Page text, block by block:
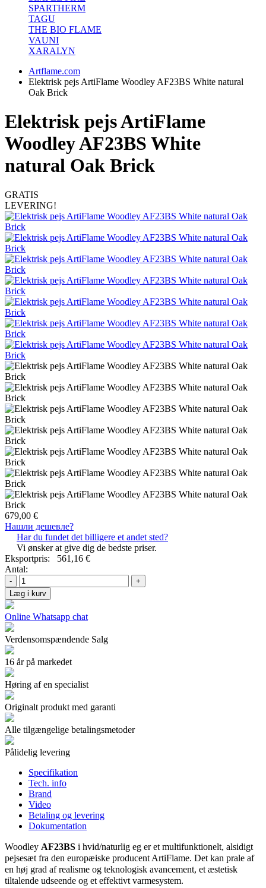
SPARTHERM
TAGU
THE BIO FLAME
VAUNI
XARALYN
Artflame.com
Elektrisk pejs ArtiFlame Woodley AF23BS White natural
Oak Brick
Elektrisk pejs ArtiFlame
Woodley AF23BS White
natural Oak Brick
GRATIS
LEVERING!
679,00 €
Нашли дешевле?
Har du fundet det billigere et andet sted?
Vi ønsker at give dig de bedste priser.
Eksportpris:
561,16 €
Antal:
-
+
Læg i kurv
Online Whatsapp chat
Verdensomspændende Salg
16 år på markedet
Høring af en specialist
Originalt produkt med garanti
Alle tilgængelige betalingsmetoder
Pålidelig levering
Specifikation
Tech. info
Brand
Video
Betaling og levering
Dokumentation
Woodley AF23BS i hvid/naturlig eg er et multifunktionelt, alsidigt
pejsesæt fra den europæiske producent ArtiFlame. Det kan prale af
en høj grad af realisme og teknologisk avancement, et æstetisk
tiltalende udseende og et effektivt varmesystem.